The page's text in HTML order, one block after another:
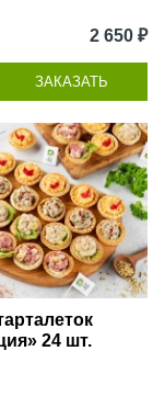
2 650 ₽
ЗАКАЗАТЬ
24 шт.